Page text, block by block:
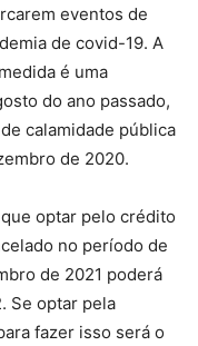
eventos de
de covid-19. A
é uma
do ano passado,
calamidade pública
de 2020.
optar pelo crédito
no período de
de 2021 poderá
Se optar pela
fazer isso será o